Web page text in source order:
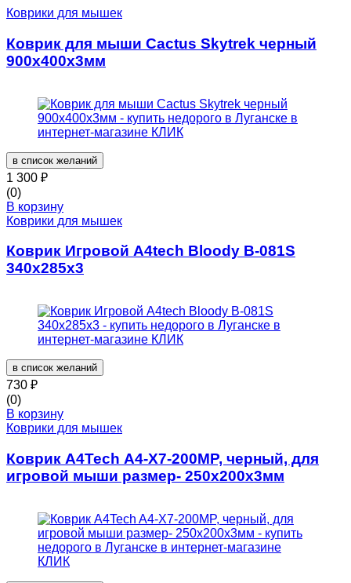
Коврики для мышек
Коврик для мыши Cactus Skytrek черный
900x400x3мм
в список желаний
1 300 ₽
(0)
В корзину
Коврики для мышек
Коврик Игровой A4tech Bloody B-081S
340x285x3
в список желаний
730 ₽
(0)
В корзину
Коврики для мышек
Коврик A4Tech A4-X7-200MP, черный, для
игровой мыши размер- 250х200х3мм